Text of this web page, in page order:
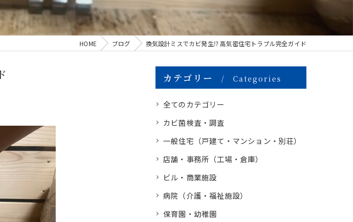
HOME ブログ 換気設計ミスでカビ発生⁉ 高気密住宅トラブル完全ガイド
カテゴリー Categories
全てのカテゴリー
カビ菌検査・調査
一般住宅（戸建て・マンション・別荘）
店舗・事務所（工場・倉庫）
ビル・商業施設
病院（介護・福祉施設）
保育園・幼稚園